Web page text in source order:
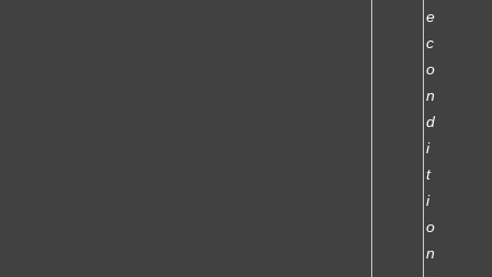
e
c
o
n
d
i
t
i
o
n